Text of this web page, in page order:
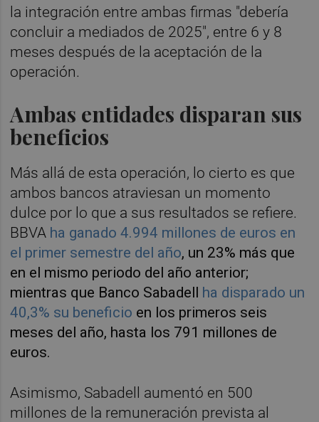
la integración entre ambas firmas "debería
concluir a mediados de 2025", entre 6 y 8
meses después de la aceptación de la
operación.
Ambas entidades disparan sus
beneficios
Más allá de esta operación, lo cierto es que
ambos bancos atraviesan un momento
dulce por lo que a sus resultados se refiere.
BBVA ha ganado 4.994 millones de euros en
el primer semestre del año, un 23% más que
en el mismo periodo del año anterior;
mientras que Banco Sabadell ha disparado un
40,3% su beneficio en los primeros seis
meses del año, hasta los 791 millones de
euros.
Asimismo, Sabadell aumentó en 500
millones de la remuneración prevista al